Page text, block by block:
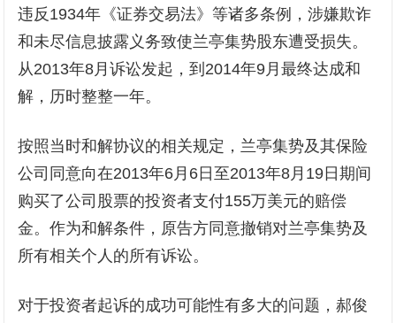
违反1934年《证券交易法》等诸多条例，涉嫌欺诈
和未尽信息披露义务致使兰亭集势股东遭受损失。
从2013年8月诉讼发起，到2014年9月最终达成和
解，历时整整一年。
按照当时和解协议的相关规定，兰亭集势及其保险
公司同意向在2013年6月6日至2013年8月19日期间
购买了公司股票的投资者支付155万美元的赔偿
金。作为和解条件，原告方同意撤销对兰亭集势及
所有相关个人的所有诉讼。
对于投资者起诉的成功可能性有多大的问题，郝俊